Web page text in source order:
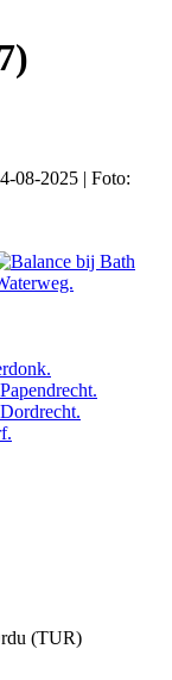
08-2025 | Foto:
(TUR)